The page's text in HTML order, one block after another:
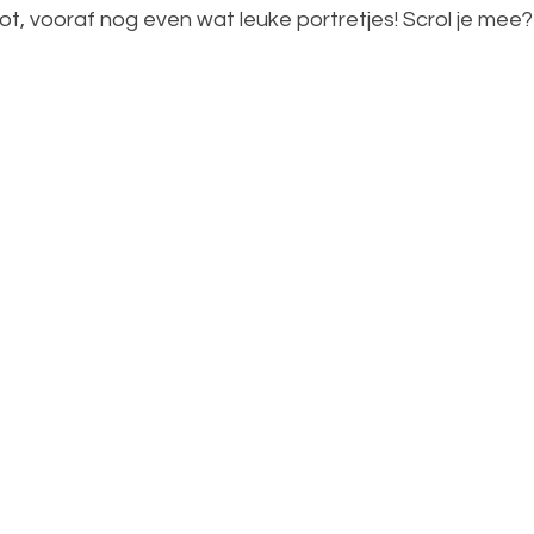
vooraf nog even wat leuke portretjes! Scrol je